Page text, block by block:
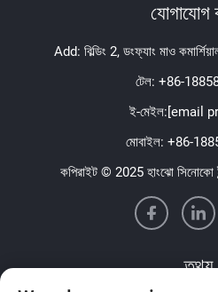
Add: বিল্ডিং 2, ডংফ্যাং মাও
টেল: +86-
ই-মেইল:[email
মোবাইল: +86-
কপিরাইট © 2025 হাংঝো সিনোকো
তথ্য